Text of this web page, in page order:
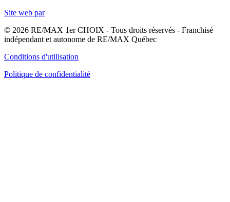
Site web par
© 2026 RE/MAX 1er CHOIX - Tous droits réservés - Franchisé
indépendant et autonome de RE/MAX Québec
Conditions d'utilisation
Politique de confidentialité